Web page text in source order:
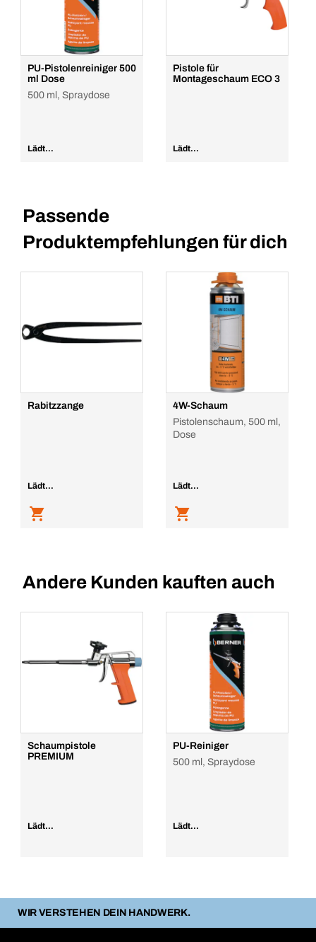
PU-Pistolenreiniger 500
ml Dose
500 ml, Spraydose
Lädt...
Pistole für
Montageschaum ECO 3
Lädt...
Passende
Produktempfehlungen für dich
Rabitzzange
Lädt...
4W-Schaum
Pistolenschaum, 500 ml,
Dose
Lädt...
Andere Kunden kauften auch
Schaumpistole
PREMIUM
Lädt...
PU-Reiniger
500 ml, Spraydose
Lädt...
WIR VERSTEHEN DEIN HANDWERK.